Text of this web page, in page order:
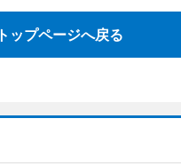
ップページへ戻る